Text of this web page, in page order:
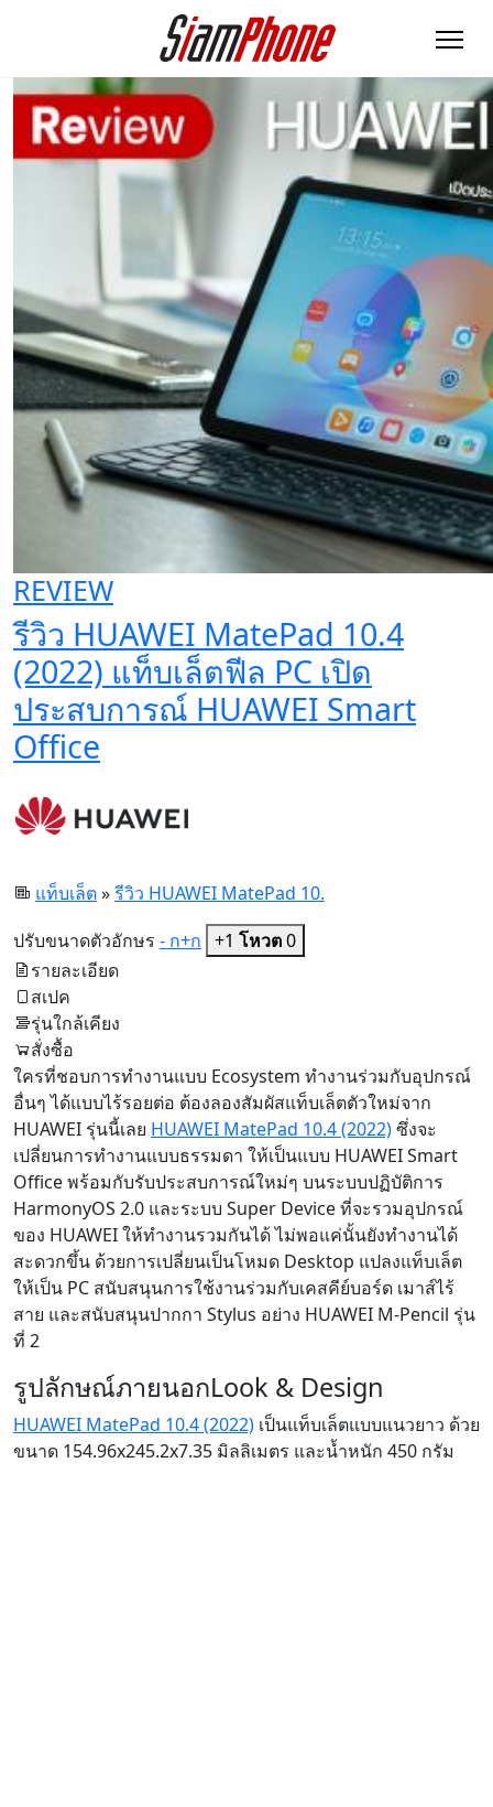
REVIEW
รีวิว HUAWEI MatePad 10.4
(2022) แท็บเล็ตฟีล PC เปิด
ประสบการณ์ HUAWEI Smart
Office
แท็บเล็ต»รีวิว HUAWEI MatePad 10.
ปรับขนาดตัวอักษร - ก+ก +1 โหวต0
รายละเอียด
สเปค
รุ่นใกล้เคียง
สั่งซื้อ
ใครที่ชอบการทำงานแบบ Ecosystem ทำงานร่วมกับอุปกรณ์
อื่นๆ ได้แบบไร้รอยต่อ ต้องลองสัมผัสแท็บเล็ตตัวใหม่จาก
HUAWEI รุ่นนี้เลย HUAWEI MatePad 10.4 (2022)ซึ่งจะ
เปลี่ยนการทำงานแบบธรรมดา ให้เป็นแบบ HUAWEI Smart
Office พร้อมกับรับประสบการณ์ใหม่ๆ บนระบบปฏิบัติการ
HarmonyOS 2.0 และระบบ Super Device ที่จะรวมอุปกรณ์
ของ HUAWEI ให้ทำงานรวมกันได้ ไม่พอแค่นั้นยังทำงานได้
สะดวกขึ้น ด้วยการเปลี่ยนเป็นโหมด Desktop แปลงแท็บเล็ต
ให้เป็น PC สนับสนุนการใช้งานร่วมกับเคสคีย์บอร์ด เมาส์ไร้
สาย และสนับสนุนปากกา Stylus อย่าง HUAWEI M-Pencil รุ่น
ที่ 2
รูปลักษณ์ภายนอกLook & Design
HUAWEI MatePad 10.4 (2022) เป็นแท็บเล็ตแบบแนวยาว ด้วย
ขนาด 154.96x245.2x7.35 มิลลิเมตร และน้ำหนัก 450 กรัม